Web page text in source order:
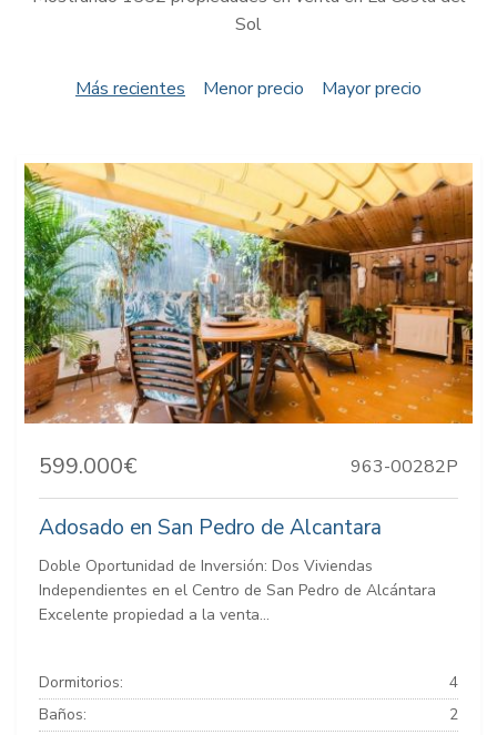
Sol
Más recientes Menor precio Mayor precio
599.000€ 963-00282P
Adosado en San Pedro de Alcantara
Doble Oportunidad de Inversión: Dos Viviendas
Independientes en el Centro de San Pedro de Alcántara
Excelente propiedad a la venta...
Dormitorios:
4
Baños:
2